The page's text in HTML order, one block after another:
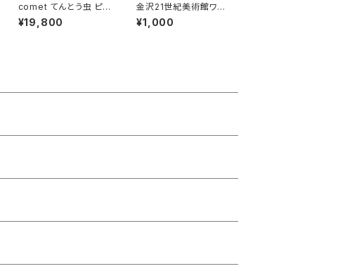
comet てんとう虫 ピン
ブローチ 黒
¥19,800
金沢21世紀美術館ワー
クショップ・アーカイブ
ブック 2021-2022
¥1,000